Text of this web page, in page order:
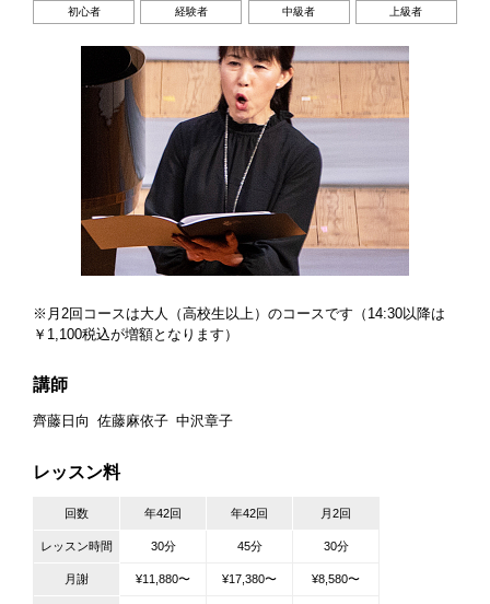
初心者 経験者 中級者 上級者
※月2回コースは大人（高校生以上）のコースです（14:30以降は
￥1,100税込が増額となります）
講師
齊藤日向 佐藤麻依子 中沢章子
レッスン料
回数 年42回 年42回 月2回
レッスン時間 30分 45分 30分
月謝 ¥11,880〜 ¥17,380〜 ¥8,580〜